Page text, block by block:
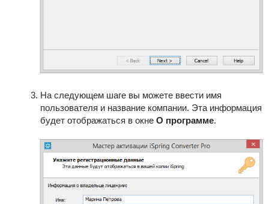
На следующем шаге вы можете ввести имя
пользователя и название компании. Эта информация
будет отображаться в окне О программе.